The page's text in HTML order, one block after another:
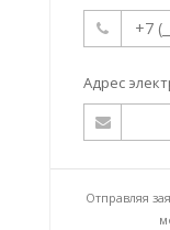
Адрес
Отправляя